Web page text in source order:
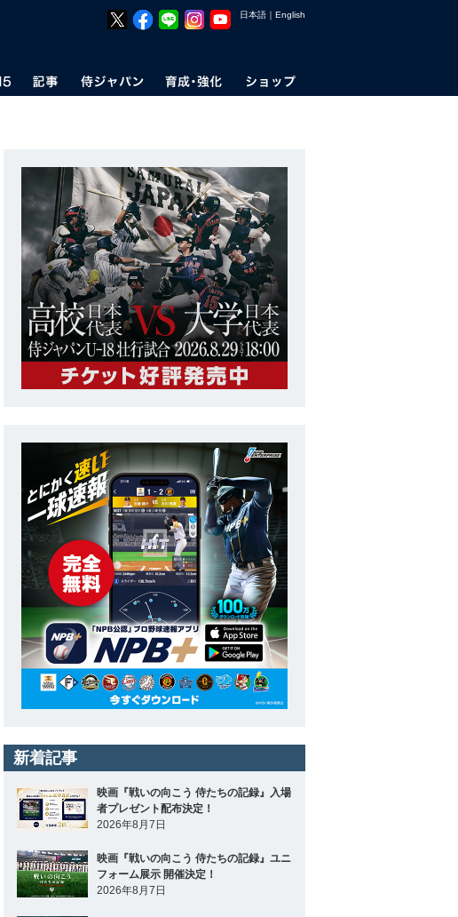
日本語 ｜ English
新着記事
映画『戦いの向こう 侍たちの記録』入場
者プレゼント配布決定！
2026年8月7日
映画『戦いの向こう 侍たちの記録』ユニ
フォーム展示 開催決定！
2026年8月7日